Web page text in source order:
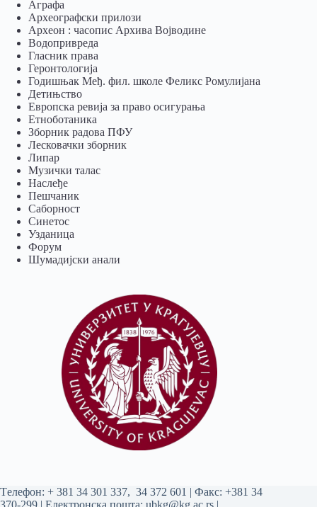
Аграфа
Археографски прилози
Археон : часопис Архива Војводине
Водопривреда
Гласник права
Геронтологија
Годишњак Међ. фил. школе Феликс Ромулијана
Детињство
Европска ревија за право осигурања
Eтноботаника
Зборник радова ПФУ
Лесковачки зборник
Липар
Музички талас
Наслеђе
Пешчаник
Саборност
Синетос
Узданица
Форум
Шумадијски анали
Tелефон: + 381 34 301 337, 34 372 601 | Факс: +381 34
370-299 | Електронска пошта: ubkg@kg.ac.rs |